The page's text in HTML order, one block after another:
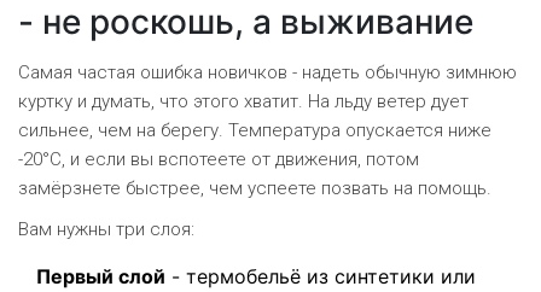
- не роскошь, а выживание
Самая частая ошибка новичков - надеть обычную зимнюю
куртку и думать, что этого хватит. На льду ветер дует
сильнее, чем на берегу. Температура опускается ниже
-20°C, и если вы вспотеете от движения, потом
замёрзнете быстрее, чем успеете позвать на помощь.
Вам нужны три слоя:
Первый слой - термобельё из синтетики или